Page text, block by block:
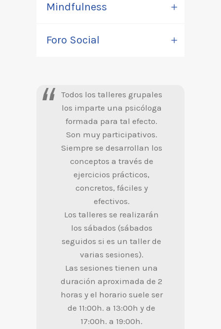
Mindfulness
Foro Social
Todos los talleres grupales
los imparte una psicóloga
formada para tal efecto.
Son muy participativos.
Siempre se desarrollan los
conceptos a través de
ejercicios prácticos,
concretos, fáciles y
efectivos.
Los talleres se realizarán
los sábados (sábados
seguidos si es un taller de
varias sesiones).
Las sesiones tienen una
duración aproximada de 2
horas y el horario suele ser
de 11:00h. a 13:00h y de
17:00h. a 19:00h.